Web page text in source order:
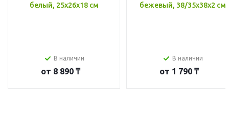
белый, 25x26x18 см
В наличии
от 8 890 ₸
бежевый, 38/35x38x2 см
В наличии
от 1 790 ₸